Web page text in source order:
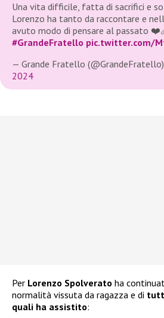
Una vita difficile, fatta di sacrifici e
Lorenzo ha tanto da raccontare e
avuto modo di pensare al passato
#GrandeFratello pic.twitter.com/
— Grande Fratello (@GrandeFratello)
2024
Per Lorenzo Spolverato ha
normalità vissuta da ragazza e di
quali ha assistito: